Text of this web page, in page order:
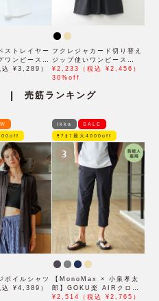
ストレイヤー
ワンピース
）
¥3,289）
フクレジャカード切り替え
ジップ使いワンピース
（120~160cm）
¥2,233（税込 ¥2,456）
30%off
| 売筋ランキング
ボイルシャツ
¥4,389）
ikka SALE
ﾓｱｵﾌ最大4000off
3
【MonoMax × 小泉孝太
郎】GOKU楽 AIRクロッ
プドパンツ「小泉孝太郎さ
¥2,514（税込 ¥2,765）